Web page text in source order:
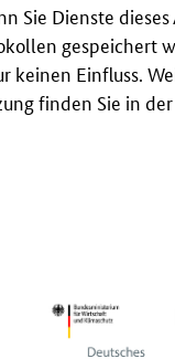
Sie Dienste
gespeichert
keinen Einfluss.
finden Sie in der